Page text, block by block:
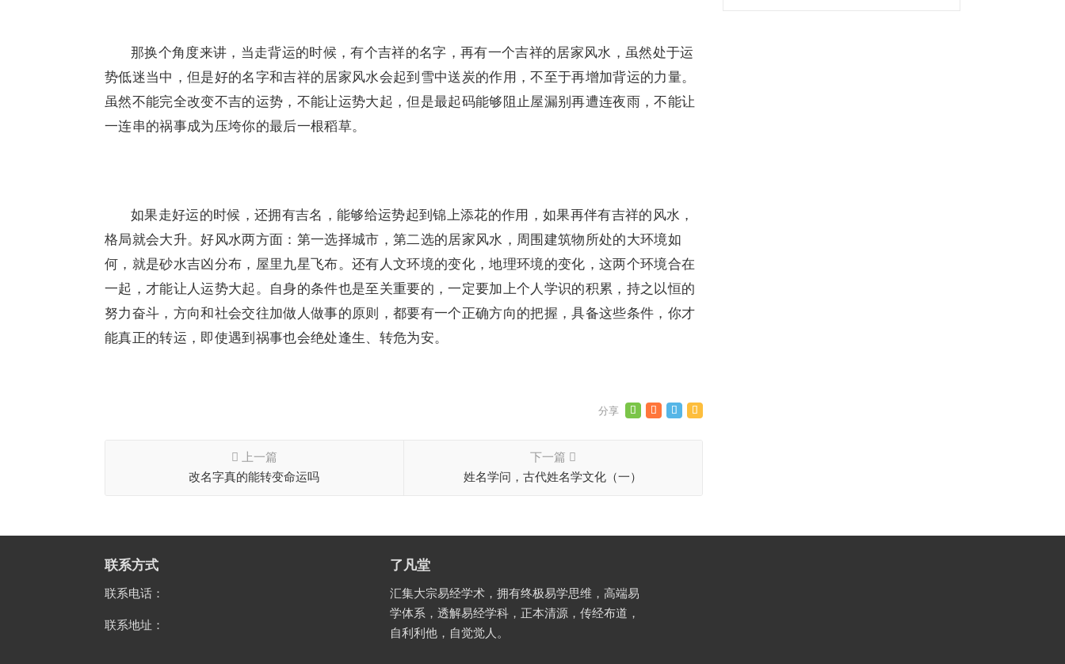
那换个角度来讲，当走背运的时候，有个吉祥的名字，再有一个吉祥的居家风水，虽然处于运
势低迷当中，但是好的名字和吉祥的居家风水会起到雪中送炭的作用，不至于再增加背运的力量。
虽然不能完全改变不吉的运势，不能让运势大起，但是最起码能够阻止屋漏别再遭连夜雨，不能让
一连串的祸事成为压垮你的最后一根稻草。
如果走好运的时候，还拥有吉名，能够给运势起到锦上添花的作用，如果再伴有吉祥的风水，
格局就会大升。好风水两方面：第一选择城市，第二选的居家风水，周围建筑物所处的大环境如
何，就是砂水吉凶分布，屋里九星飞布。还有人文环境的变化，地理环境的变化，这两个环境合在
一起，才能让人运势大起。自身的条件也是至关重要的，一定要加上个人学识的积累，持之以恒的
努力奋斗，方向和社会交往加做人做事的原则，都要有一个正确方向的把握，具备这些条件，你才
能真正的转运，即使遇到祸事也会绝处逢生、转危为安。
上一篇
改名字真的能转变命运吗
下一篇
姓名学问，古代姓名学文化（一）
联系方式
联系电话：
联系地址：
了凡堂
汇集大宗易经学术，拥有终极易学思维，高端易
学体系，透解易经学科，正本清源，传经布道，
自利利他，自觉觉人。